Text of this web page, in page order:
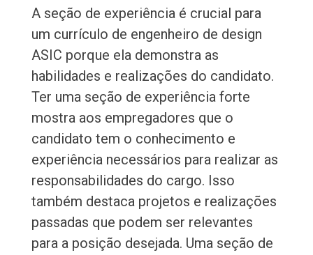
A seção de experiência é crucial para
um currículo de engenheiro de design
ASIC porque ela demonstra as
habilidades e realizações do candidato.
Ter uma seção de experiência forte
mostra aos empregadores que o
candidato tem o conhecimento e
experiência necessários para realizar as
responsabilidades do cargo. Isso
também destaca projetos e realizações
passadas que podem ser relevantes
para a posição desejada. Uma seção de